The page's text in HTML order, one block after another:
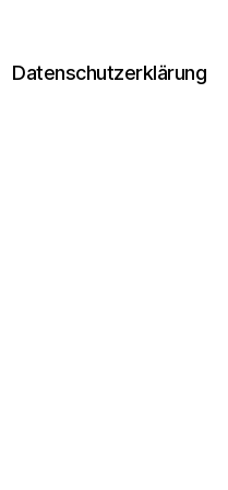
Datenschutzerklärung